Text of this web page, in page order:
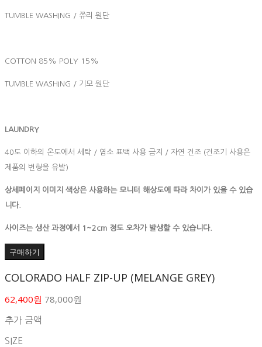
TUMBLE WASHING / 쮸리 원단
COTTON 85% POLY 15%
TUMBLE WASHING / 기모 원단
LAUNDRY
40도 이하의 온도에서 세탁 / 염소 표백 사용 금지 / 자연 건조 (건조기 사용은
제품의 변형을 유발)
상세페이지 이미지 색상은 사용하는 모니터 해상도에 따라 차이가 있을 수 있습
니다.
사이즈는 생산 과정에서 1~2cm 정도 오차가 발생할 수 있습니다.
구매하기
COLORADO HALF ZIP-UP (MELANGE GREY)
62,400원 78,000원
추가 금액
SIZE